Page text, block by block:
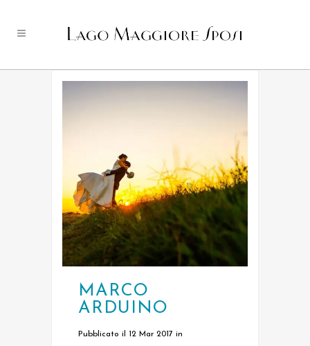
MARCO
ARDUINO
Pubblicato il 12 Mar 2017 in